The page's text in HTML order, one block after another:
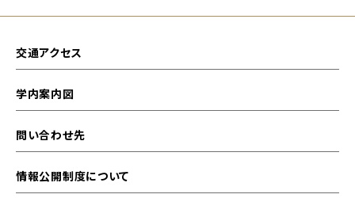
交通アクセス
学内案内図
問い合わせ先
情報公開制度について